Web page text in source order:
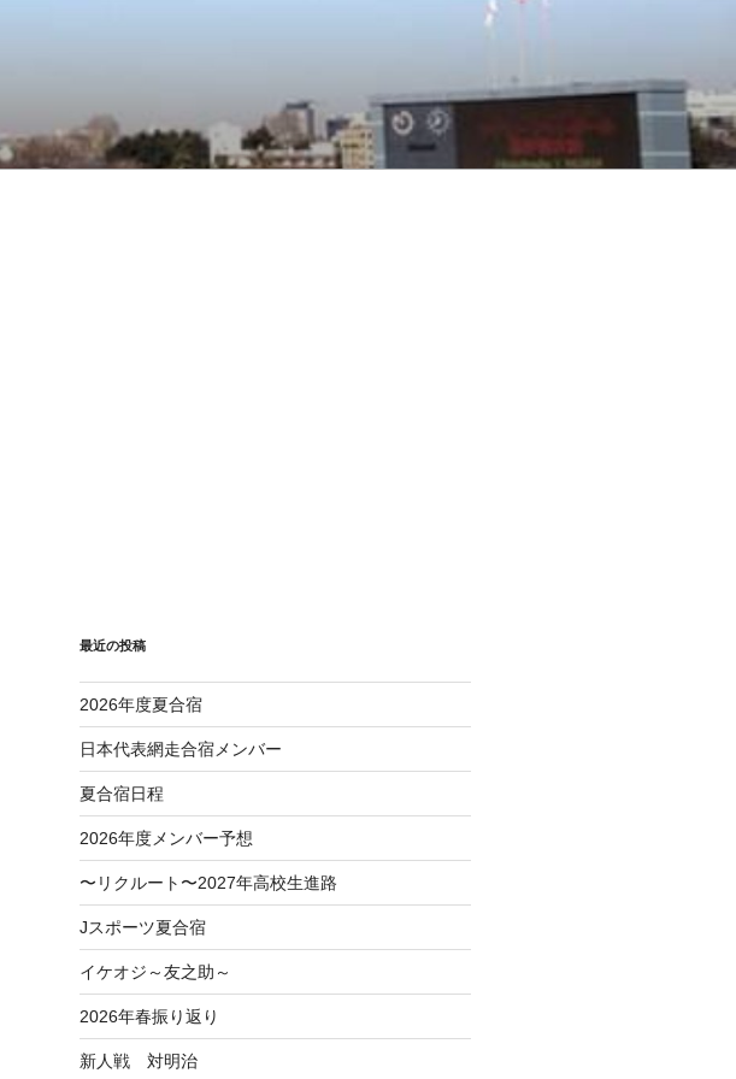
最近の投稿
2026年度夏合宿
日本代表網走合宿メンバー
夏合宿日程
2026年度メンバー予想
〜リクルート〜2027年高校生進路
Jスポーツ夏合宿
イケオジ～友之助～
2026年春振り返り
新人戦 対明治